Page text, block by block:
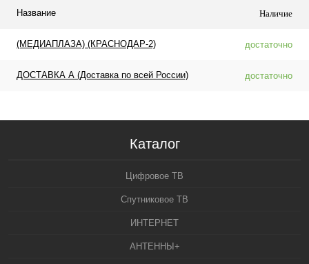
Название Наличие
(МЕДИАПЛАЗА) (КРАСНОДАР-2) достаточно
ДОСТАВКА А (Доставка по всей России) достаточно
Каталог
Цифровое ТВ
Спутниковое ТВ
ИНТЕРНЕТ
АНТЕННЫ+